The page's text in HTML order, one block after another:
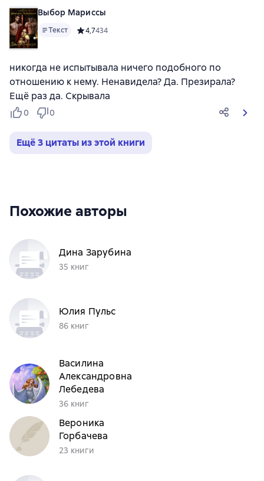
Выбор Мариссы
Текст Средний рейтинг 4,7 на основе 434 оценок
4,7434
никогда не испытывала ничего подобного по
отношению к нему. Ненавидела? Да. Презирала?
Ещё раз да. Скрывала
0 0
Ещё 3 цитаты из этой книги
Похожие авторы
Дина Зарубина
35 книг
Юлия Пульс
86 книг
Василина
Александровна
Лебедева
36 книг
Вероника
Горбачева
23 книги